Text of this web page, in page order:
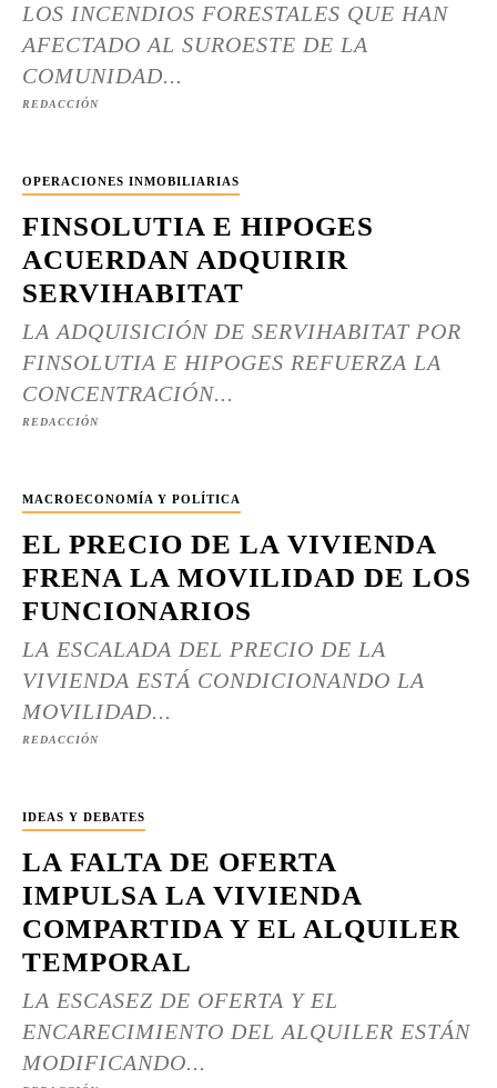
LOS INCENDIOS FORESTALES QUE HAN
AFECTADO AL SUROESTE DE LA
COMUNIDAD...
REDACCIÓN
OPERACIONES INMOBILIARIAS
FINSOLUTIA E HIPOGES
ACUERDAN ADQUIRIR
SERVIHABITAT
LA ADQUISICIÓN DE SERVIHABITAT POR
FINSOLUTIA E HIPOGES REFUERZA LA
CONCENTRACIÓN...
REDACCIÓN
MACROECONOMÍA Y POLÍTICA
EL PRECIO DE LA VIVIENDA
FRENA LA MOVILIDAD DE LOS
FUNCIONARIOS
LA ESCALADA DEL PRECIO DE LA
VIVIENDA ESTÁ CONDICIONANDO LA
MOVILIDAD...
REDACCIÓN
IDEAS Y DEBATES
LA FALTA DE OFERTA
IMPULSA LA VIVIENDA
COMPARTIDA Y EL ALQUILER
TEMPORAL
LA ESCASEZ DE OFERTA Y EL
ENCARECIMIENTO DEL ALQUILER ESTÁN
MODIFICANDO...